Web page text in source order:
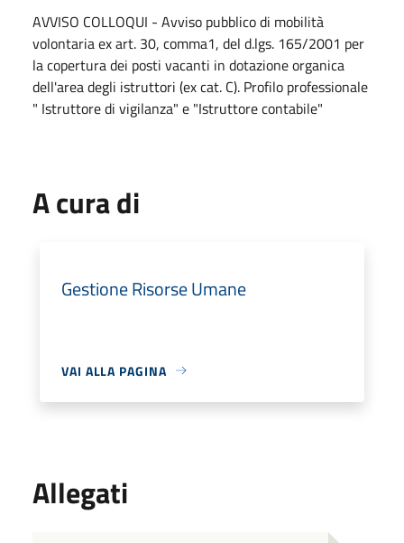
AVVISO COLLOQUI - Avviso pubblico di mobilità
volontaria ex art. 30, comma1, del d.lgs. 165/2001 per
la copertura dei posti vacanti in dotazione organica
dell'area degli istruttori (ex cat. C). Profilo professionale
" Istruttore di vigilanza" e "Istruttore contabile"
A cura di
Gestione Risorse Umane
VAI ALLA PAGINA
Allegati